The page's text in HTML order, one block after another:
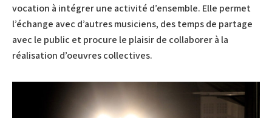
vocation à intégrer une activité d’ensemble. Elle permet
l’échange avec d’autres musiciens, des temps de partage
avec le public et procure le plaisir de collaborer à la
réalisation d’oeuvres collectives.